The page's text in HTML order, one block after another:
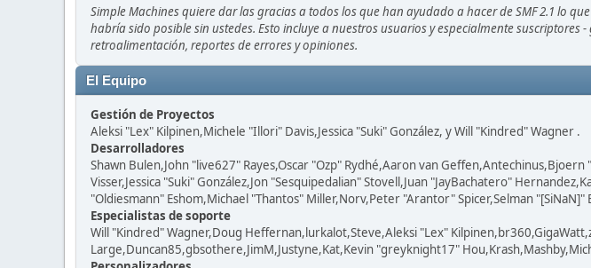
Simple Machines quiere dar las gracias a todos los que han ayudado a hacer de SMF 2.1 lo
habría sido posible sin ustedes. Esto incluye a nuestros usuarios y especialmente
retroalimentación, reportes de errores y opiniones.
El Equipo
Gestión de Proyectos
Aleksi "Lex" Kilpinen,Michele "Illori" Davis,Jessica "Suki" González, y Will "Kindred" Wagner .
Desarrolladores
Shawn Bulen,John "live627" Rayes,Oscar "Ozp" Rydhé,Aaron van
Visser,Jessica "Suki" González,Jon "Sesquipedalian" Stovell,Juan "JayBachatero"
"Oldiesmann" Eshom,Michael "Thantos" Miller,Norv,Peter "Arantor" Spicer,Selman
Especialistas de soporte
Will "Kindred" Wagner,Doug Heffernan,lurkalot,Steve,Aleksi "Lex"
Large,Duncan85,gbsothere,JimM,Justyne,Kat,Kevin "greyknight17"